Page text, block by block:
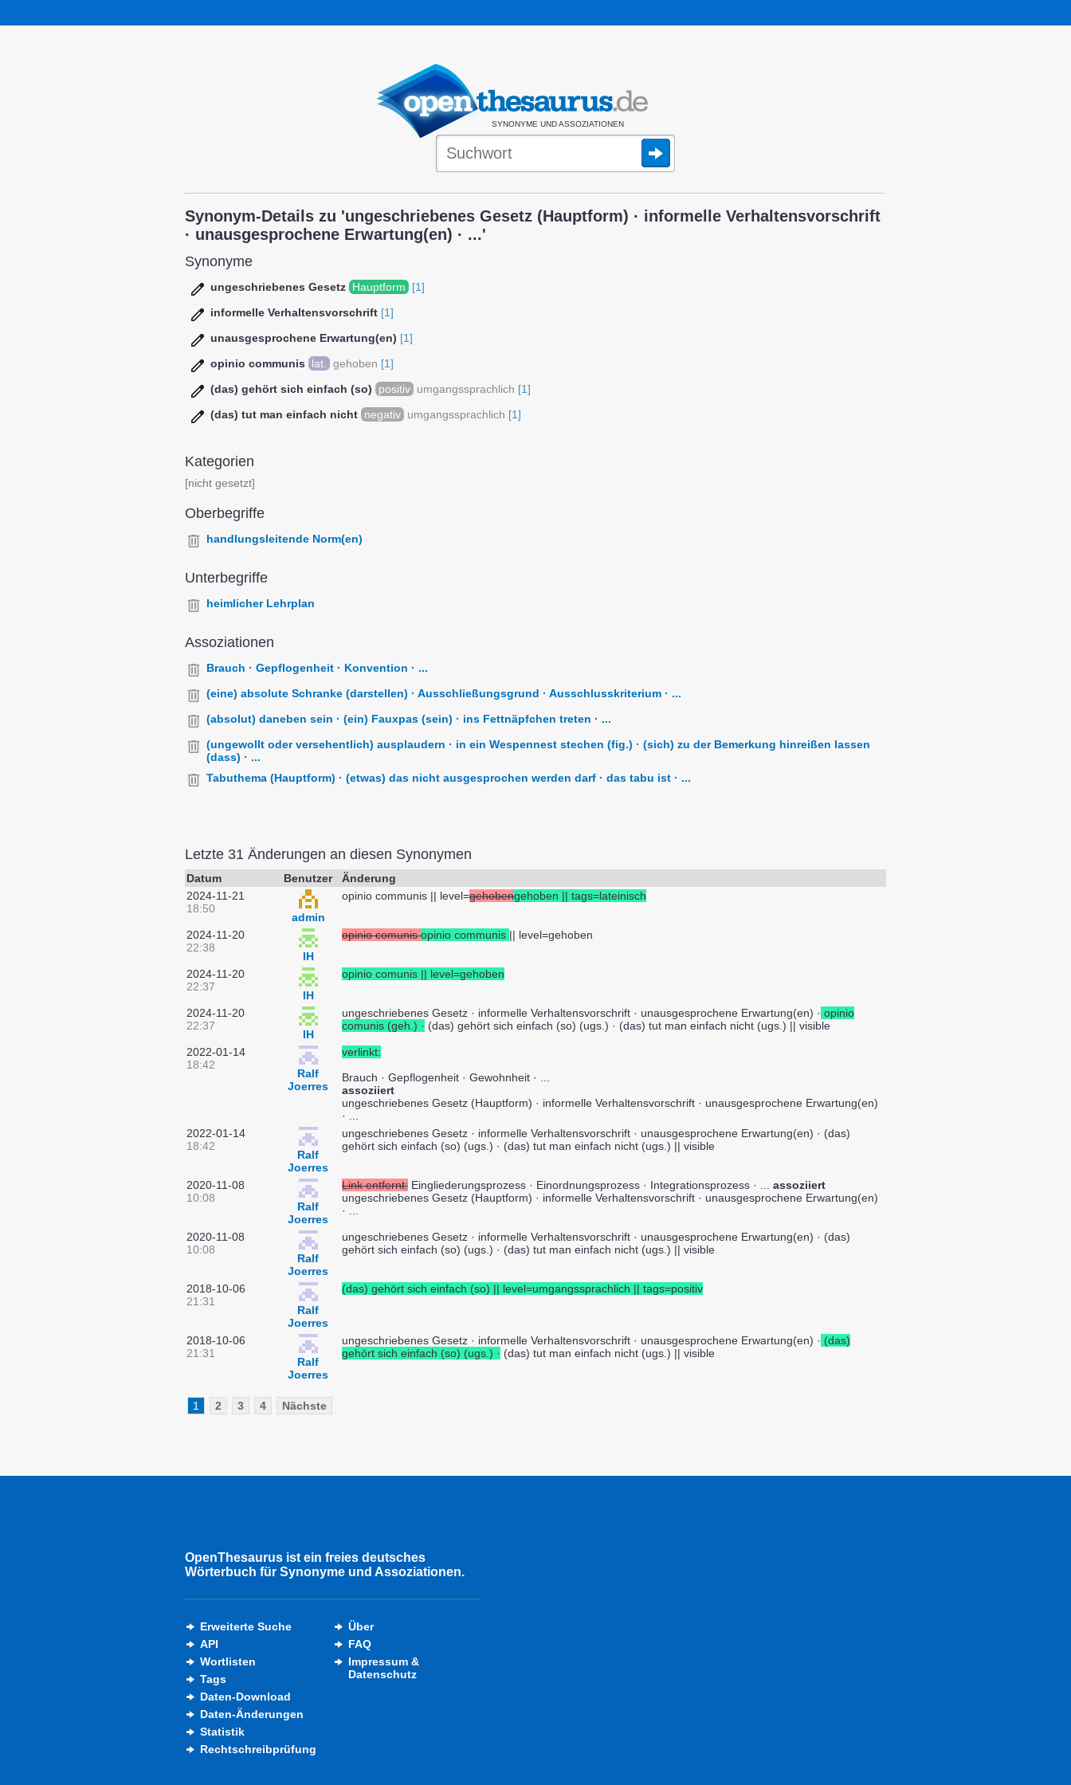
SYNONYME UND ASSOZIATIONEN
Synonym-Details zu 'ungeschriebenes Gesetz (Hauptform) · informelle Verhaltensvorschrift
· unausgesprochene Erwartung(en) · ...'
Synonyme
ungeschriebenes Gesetz Hauptform
[1]
informelle Verhaltensvorschrift [1]
unausgesprochene Erwartung(en) [1]
opinio communis
lat. gehoben [1]
(das) gehört sich einfach (so)
positiv umgangssprachlich [1]
(das) tut man einfach nicht negativ umgangssprachlich [1]
Kategorien
[nicht gesetzt]
Oberbegriffe
handlungsleitende Norm(en)
Unterbegriffe
heimlicher Lehrplan
Assoziationen
Brauch · Gepflogenheit · Konvention · ...
(eine) absolute Schranke (darstellen) · Ausschließungsgrund · Ausschlusskriterium · ...
(absolut) daneben sein · (ein) Fauxpas (sein) · ins Fettnäpfchen treten · ...
(ungewollt oder versehentlich) ausplaudern · in ein Wespennest stechen (fig.) · (sich) zu der Bemerkung hinreißen lassen
(dass) · ...
Tabuthema (Hauptform) · (etwas) das nicht ausgesprochen werden darf · das tabu ist · ...
Letzte 31 Änderungen an diesen Synonymen
Datum Benutzer
Änderung
2024-11-21
18:50
admin
opinio communis || level=gehobengehoben || tags=lateinisch
2024-11-20
22:38
IH
opinio comunisopinio communis || level=gehoben
2024-11-20
22:37
IH
opinio comunis || level=gehoben
2024-11-20
22:37
IH
ungeschriebenes Gesetz · informelle Verhaltensvorschrift · unausgesprochene Erwartung(en) · opinio
comunis (geh.) · (das) gehört sich einfach (so) (ugs.) · (das) tut man einfach nicht (ugs.) || visible
2022-01-14
18:42
Ralf
Joerres
verlinkt:
Brauch · Gepflogenheit · Gewohnheit · ...
assoziiert
ungeschriebenes Gesetz (Hauptform) · informelle Verhaltensvorschrift · unausgesprochene Erwartung(en)
· ...
2022-01-14
18:42
Ralf
Joerres
ungeschriebenes Gesetz · informelle Verhaltensvorschrift · unausgesprochene Erwartung(en) · (das)
gehört sich einfach (so) (ugs.) · (das) tut man einfach nicht (ugs.) || visible
2020-11-08
10:08
Ralf
Joerres
Link entfernt: Eingliederungsprozess · Einordnungsprozess · Integrationsprozess · ... assoziiert
ungeschriebenes Gesetz (Hauptform) · informelle Verhaltensvorschrift · unausgesprochene Erwartung(en)
· ...
2020-11-08
10:08
Ralf
Joerres
ungeschriebenes Gesetz · informelle Verhaltensvorschrift · unausgesprochene Erwartung(en) · (das)
gehört sich einfach (so) (ugs.) · (das) tut man einfach nicht (ugs.) || visible
2018-10-06
21:31
Ralf
Joerres
(das) gehört sich einfach (so) || level=umgangssprachlich || tags=positiv
2018-10-06
21:31
Ralf
Joerres
ungeschriebenes Gesetz · informelle Verhaltensvorschrift · unausgesprochene Erwartung(en) · (das)
gehört sich einfach (so) (ugs.) · (das) tut man einfach nicht (ugs.) || visible
1 2 3 4 Nächste
OpenThesaurus ist ein freies deutsches
Wörterbuch für Synonyme und Assoziationen.
Erweiterte Suche
API
Wortlisten
Tags
Daten-Download
Daten-Änderungen
Statistik
Rechtschreibprüfung
Über
FAQ
Impressum &
Datenschutz